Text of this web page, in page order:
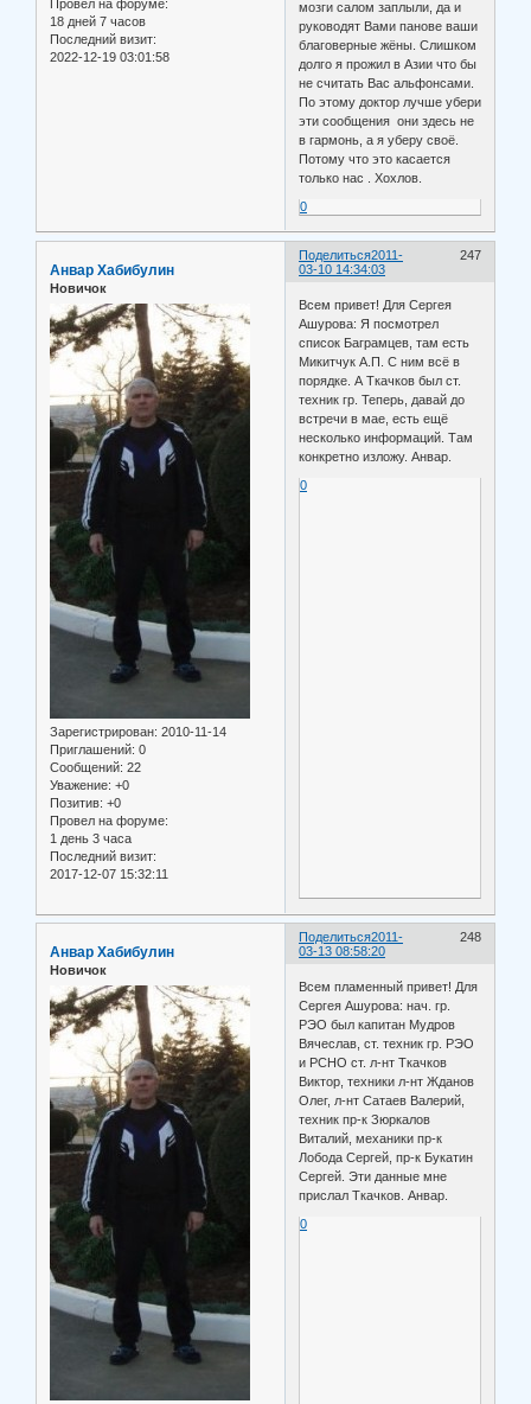
Провел на форуме:
18 дней 7 часов
Последний визит:
2022-12-19 03:01:58
мозги салом заплыли, да и
руководят Вами панове ваши
благоверные жёны. Слишком
долго я прожил в Азии что бы
не считать Вас альфонсами.
По этому доктор лучше убери
эти сообщения они здесь не
в гармонь, а я уберу своё.
Потому что это касается
только нас . Хохлов.
0
Поделиться 247
2011-
03-10 14:34:03
Анвар Хабибулин
Новичок
Зарегистрирован: 2010-11-14
Приглашений: 0
Сообщений: 22
Уважение: +0
Позитив: +0
Провел на форуме:
1 день 3 часа
Последний визит:
2017-12-07 15:32:11
Всем привет! Для Сергея
Ашурова: Я посмотрел
список Баграмцев, там есть
Микитчук А.П. С ним всё в
порядке. А Ткачков был ст.
техник гр. Теперь, давай до
встречи в мае, есть ещё
несколько информаций. Там
конкретно изложу. Анвар.
0
Поделиться 248
2011-
03-13 08:58:20
Анвар Хабибулин
Новичок
Всем пламенный привет! Для
Сергея Ашурова: нач. гр.
РЭО был капитан Мудров
Вячеслав, ст. техник гр. РЭО
и РСНО ст. л-нт Ткачков
Виктор, техники л-нт Жданов
Олег, л-нт Сатаев Валерий,
техник пр-к Зюркалов
Виталий, механики пр-к
Лобода Сергей, пр-к Букатин
Сергей. Эти данные мне
прислал Ткачков. Анвар.
0